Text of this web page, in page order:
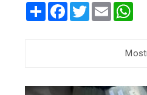
ShareFacebook
TwitterEmail